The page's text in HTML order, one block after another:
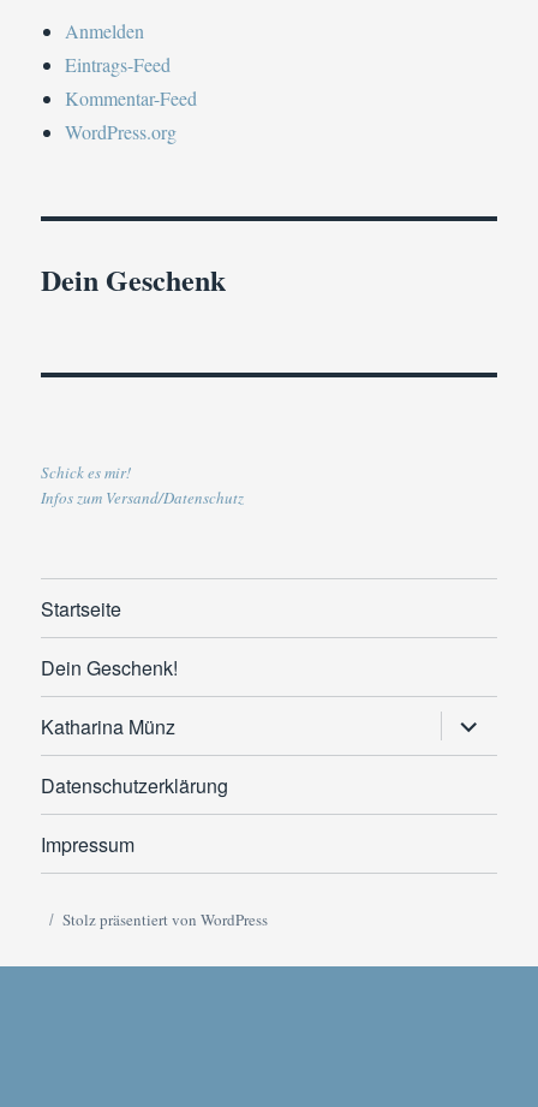
Anmelden
Eintrags-Feed
Kommentar-Feed
WordPress.org
Dein Geschenk
Schick es mir!
Infos zum Versand/Datenschutz
Startseite
Dein Geschenk!
Katharina Münz
anzeigen
Datenschutzerklärung
Impressum
Stolz präsentiert von WordPress